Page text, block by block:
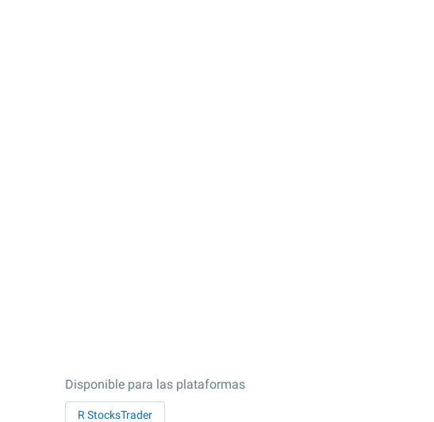
Disponible para las plataformas
R StocksTrader